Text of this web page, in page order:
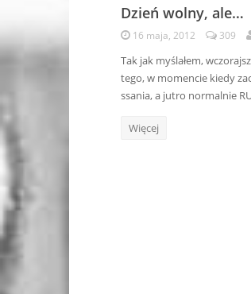
Dzień wolny, ale…
16 maja, 2012 309
Tak jak myślałem,
tego, w momencie kiedy
ssania, a jutro normalnie
Więcej